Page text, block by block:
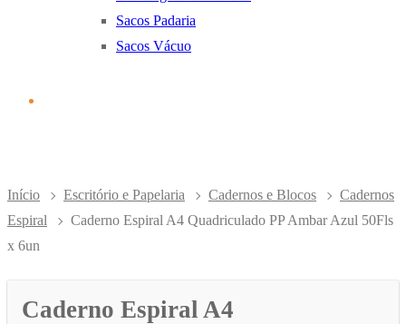
Sacos Padaria
Sacos Vácuo
Início Escritório e Papelaria Cadernos e Blocos
Cadernos
Espiral
Caderno Espiral A4 Quadriculado PP Ambar Azul 50Fls
x 6un
Caderno Espiral A4